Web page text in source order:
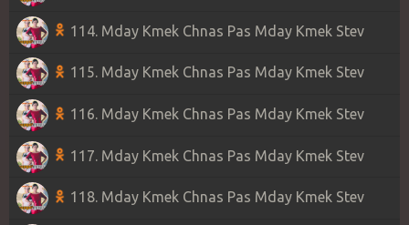
114. Mday Kmek Chnas Pas Mday Kmek Stev
115. Mday Kmek Chnas Pas Mday Kmek Stev
116. Mday Kmek Chnas Pas Mday Kmek Stev
117. Mday Kmek Chnas Pas Mday Kmek Stev
118. Mday Kmek Chnas Pas Mday Kmek Stev